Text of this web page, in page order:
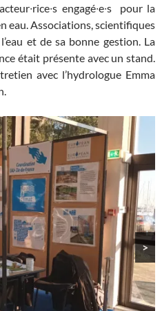
engagé∙e∙s pour la
eau. Associations, scientifiques
et de sa bonne gestion. La
était présente avec un stand.
avec l’hydrologue Emma
>